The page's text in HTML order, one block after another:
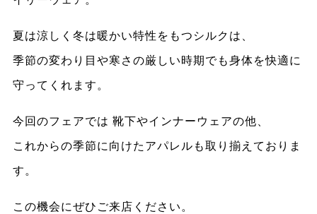
夏は涼しく冬は暖かい特性をもつシルクは、
季節の変わり目や寒さの厳しい時期でも身体を快適に
守ってくれます。
今回のフェアでは 靴下やインナーウェアの他、
これからの季節に向けたアパレルも取り揃えておりま
す。
この機会にぜひご来店ください。